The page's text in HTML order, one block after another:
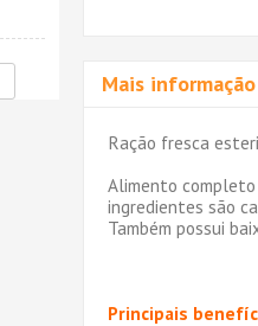
Mais informação
Ração fresca
Alimento
ingredientes são
Também possui
Principais